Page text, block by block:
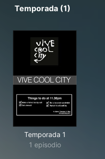
Temporada (1)
Temporada 1
1 episodio